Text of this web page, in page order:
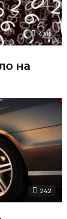
4316
на
242